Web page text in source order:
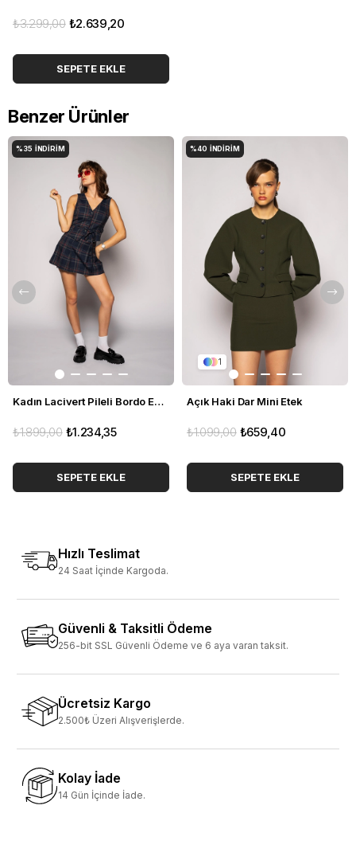
₺2.639,20
₺3.299,00
SEPETE EKLE
Benzer Ürünler
Kadın Lacivert Pileli Bordo Ekoseli Etek
₺1.234,35
₺1.899,00
SEPETE EKLE
%35 İNDIRIM
1
Açık Haki Dar Mini Etek
₺659,40
₺1.099,00
SEPETE EKLE
%40 İNDIRIM
Hızlı Teslimat
24 Saat İçinde Kargoda.
Güvenli & Taksitli Ödeme
256-bit SSL Güvenli Ödeme ve 6 aya varan taksit.
Ücretsiz Kargo
2.500₺ Üzeri Alışverişlerde.
Kolay İade
14 Gün İçinde İade.